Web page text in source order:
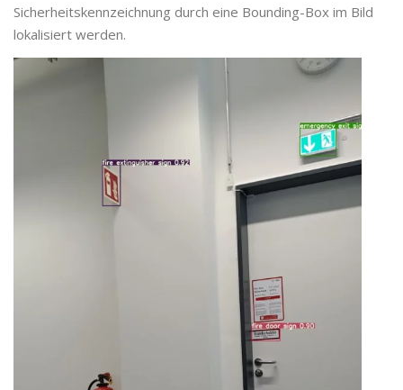
Sicherheitskennzeichnung durch eine Bounding-Box im Bild
lokalisiert werden.